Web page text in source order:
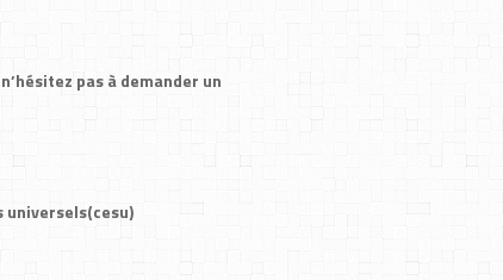
pas à demander un
universels(cesu)